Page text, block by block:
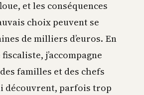
et les conséquences
choix peuvent se
de milliers d’euros. En
j’accompagne
familles et des chefs
découvrent, parfois trop